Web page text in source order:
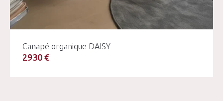
Canapé organique DAISY
2930 €